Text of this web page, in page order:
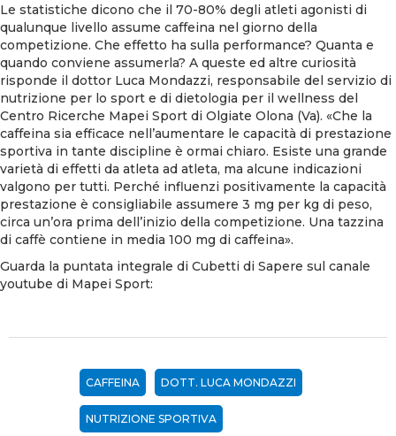
Le statistiche dicono che il 70-80% degli atleti agonisti di
qualunque livello assume caffeina nel giorno della
competizione. Che effetto ha sulla performance? Quanta e
quando conviene assumerla? A queste ed altre curiosità
risponde il dottor Luca Mondazzi, responsabile del servizio di
nutrizione per lo sport e di dietologia per il wellness del
Centro Ricerche Mapei Sport di Olgiate Olona (Va). «Che la
caffeina sia efficace nell’aumentare le capacità di prestazione
sportiva in tante discipline è ormai chiaro. Esiste una grande
varietà di effetti da atleta ad atleta, ma alcune indicazioni
valgono per tutti. Perché influenzi positivamente la capacità
prestazione è consigliabile assumere 3 mg per kg di peso,
circa un’ora prima dell’inizio della competizione. Una tazzina
di caffè contiene in media 100 mg di caffeina».
Guarda la puntata integrale di Cubetti di Sapere sul canale
youtube di Mapei Sport:
CAFFEINA DOTT. LUCA MONDAZZI
NUTRIZIONE SPORTIVA